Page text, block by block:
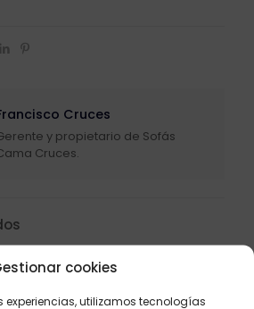
cookies
experiencias, utilizamos tecnologías
Cruces
y propietario de Sofás
Cruces.